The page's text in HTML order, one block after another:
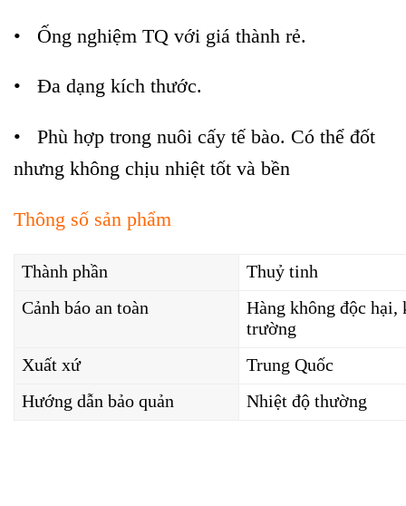
• Ống nghiệm TQ với giá thành rẻ.
• Đa dạng kích thước.
• Phù hợp trong nuôi cấy tế bào. Có thể đốt
nhưng không chịu nhiệt tốt và bền
Thông số sản phẩm
Thành phần
Thuỷ tinh
Cảnh báo an toàn
Hàng không độc hại,
trường
Xuất xứ
Trung Quốc
Hướng dẫn bảo quản
Nhiệt độ thường